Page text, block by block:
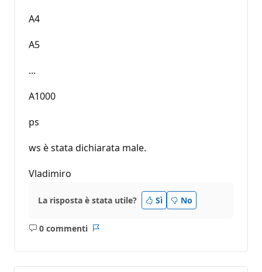
A4
A5
...
A1000
ps
ws è stata dichiarata male.
Vladimiro
La risposta è stata utile? Sì No
0 commenti
Nessun